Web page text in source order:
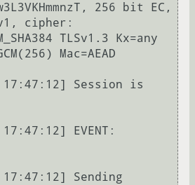
256 bit EC,
cipher:
TLSv1.3 Kx=any
Mac=AEAD
17:47:12] Session is
EVENT:
Sending